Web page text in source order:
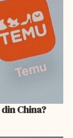
China?